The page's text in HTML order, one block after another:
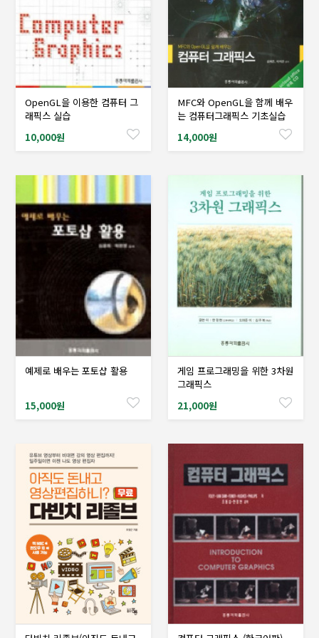
샘플도서신청
OpenGL을 이용한 컴퓨터 그
래픽스 실습
10,000원
샘플도서신청
MFC와 OpenGL을 함께 배우
는 컴퓨터그래픽스 기초실습
14,000원
샘플도서신청
예제로 배우는 포토샵 활용
15,000원
샘플도서신청
게임 프로그래밍을 위한 3차원
그래픽스
21,000원